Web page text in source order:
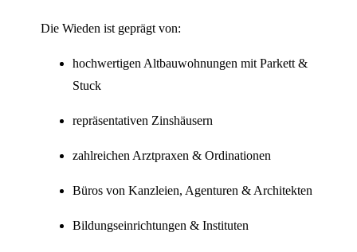
Die Wieden ist geprägt von:
hochwertigen Altbauwohnungen mit Parkett &
Stuck
repräsentativen Zinshäusern
zahlreichen Arztpraxen & Ordinationen
Büros von Kanzleien, Agenturen & Architekten
Bildungseinrichtungen & Instituten